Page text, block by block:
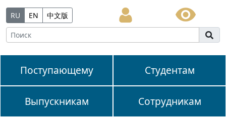
RU EN 中文版
Поступающему Студентам
Выпускникам Сотрудникам